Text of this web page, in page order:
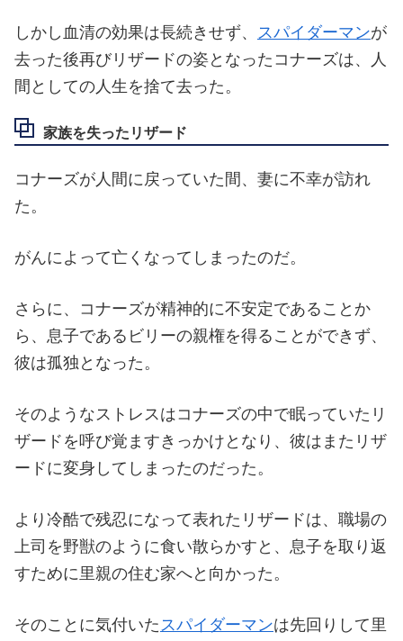
しかし血清の効果は長続きせず、 スパイダーマンが
去った後再びリザードの姿となったコナーズは、人
間としての人生を捨て去った。
家族を失ったリザード
コナーズが人間に戻っていた間、妻に不幸が訪れ
た。
がんによって亡くなってしまったのだ。
さらに、コナーズが精神的に不安定であることか
ら、息子であるビリーの親権を得ることができず、
彼は孤独となった。
そのようなストレスはコナーズの中で眠っていたリ
ザードを呼び覚ますきっかけとなり、彼はまたリザ
ードに変身してしまったのだった。
より冷酷で残忍になって表れたリザードは、職場の
上司を野獣のように食い散らかすと、息子を取り返
すために里親の住む家へと向かった。
そのことに気付いた スパイダーマンは先回りして里